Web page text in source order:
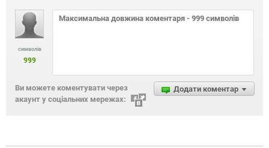
символів
999
Додати коментар
Ви можете коментувати через
акаунт у соціальних мережах: